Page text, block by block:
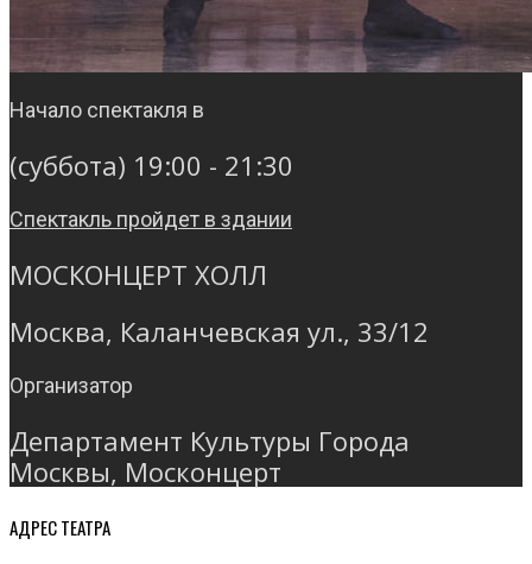
Начало спектакля в
(суббота) 19:00 - 21:30
Спектакль пройдет в здании
МОСКОНЦЕРТ ХОЛЛ
Москва, Каланчевская ул., 33/12
Организатор
Департамент Культуры Города
Москвы, Москонцерт
АДРЕС ТЕАТРА